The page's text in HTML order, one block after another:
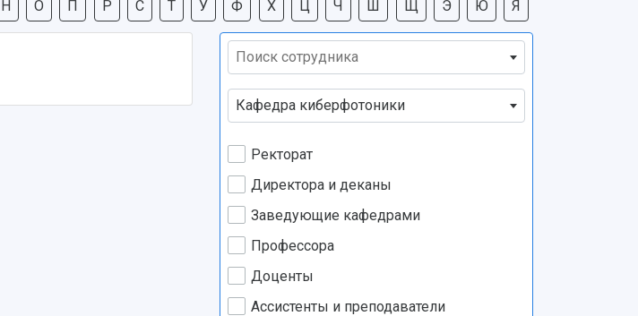
Н О П Р С Т У Ф Х Ц Ч Ш Щ Э Ю Я
Поиск сотрудника
Кафедра киберфотоники
Ректорат
Директора и деканы
Заведующие кафедрами
Профессора
Доценты
Ассистенты и преподаватели